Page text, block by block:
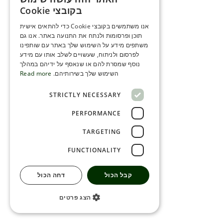
ENGLISH
SERBIA
HEBREW
RUSSIAN
SERBIAN-2
בקובצי Cookie
אנו משתמשים בקובצי Cookie כדי להתאים אישית
תוכן ופרסומות ולנתח את התנועה באתר. אנו גם
משתפים מידע על השימוש שלך באתר עם שותפינו
לפרסום ולניתוח, שעשויים לשלב אותו עם מידע
נוסף שמסרת להם או שנאסף על ידיהם במהלך
השימוש שלך בשירותיהם. Read more
STRICTLY NECESSARY
PERFORMANCE
TARGETING
FUNCTIONALITY
קבל הכול דחה הכול
הצג פרטים